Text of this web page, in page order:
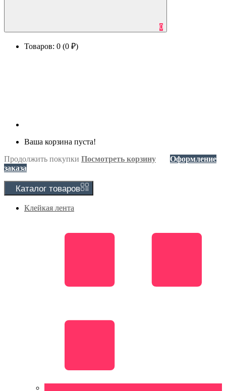
0
Товаров: 0 (0 ₽)
Ваша корзина пуста!
Продолжить покупки Посмотреть корзину
Оформление
заказа
Каталог товаров
Клейкая лента